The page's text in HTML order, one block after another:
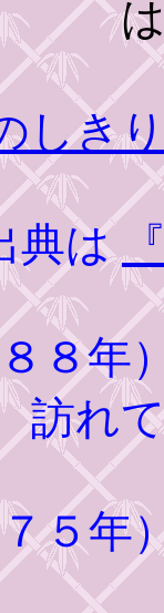
しき
典は
８年
訪れ
５年